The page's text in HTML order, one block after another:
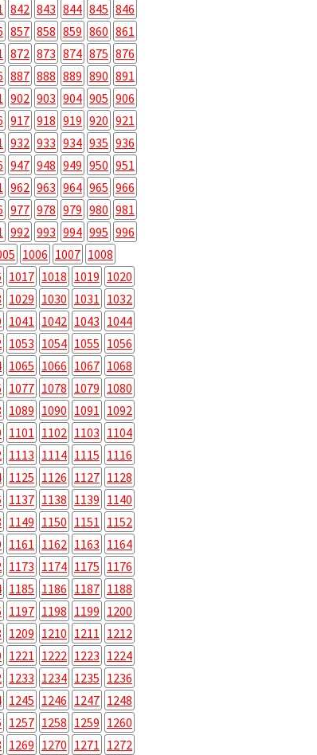
842 843 844 845 846
857 858 859 860 861
872 873 874 875 876
887 888 889 890 891
902 903 904 905 906
917 918 919 920 921
932 933 934 935 936
947 948 949 950 951
962 963 964 965 966
977 978 979 980 981
992 993 994 995 996
1006 1007 1008
1017 1018 1019 1020
1029 1030 1031 1032
1041 1042 1043 1044
1053 1054 1055 1056
1065 1066 1067 1068
1077 1078 1079 1080
1089 1090 1091 1092
1101 1102 1103 1104
1113 1114 1115 1116
1125 1126 1127 1128
1137 1138 1139 1140
1149 1150 1151 1152
1161 1162 1163 1164
1173 1174 1175 1176
1185 1186 1187 1188
1197 1198 1199 1200
1209 1210 1211 1212
1221 1222 1223 1224
1233 1234 1235 1236
1245 1246 1247 1248
1257 1258 1259 1260
1269 1270 1271 1272